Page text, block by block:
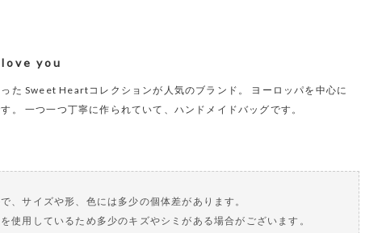
you
た Sweet Heartコレクションが人気のブランド。 ヨーロッパを中心に
。 一つ一つ丁寧に作られていて、ハンドメイドバッグです。
、サイズや形、色には多少の個体差があります。
使用しているため多少のキズやシミがある場合がございます。